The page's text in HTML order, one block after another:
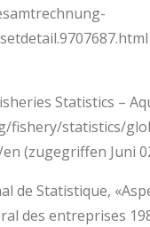
Statistics –
fishery/statistics/
(zugegriffen Juni
de Statistique,
des entreprises